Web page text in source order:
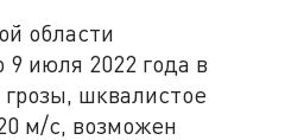
области
июля 2022 года в
шквалистое
м/с, возможен